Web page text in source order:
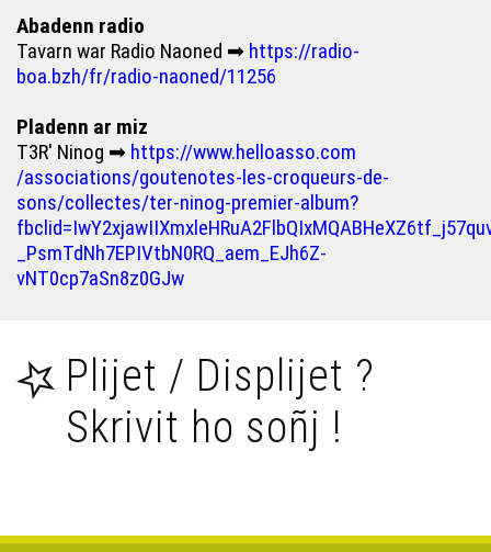
Abadenn radio
Tavarn war Radio Naoned ➡ https://radio-
boa.bzh/fr/radio-naoned/11256
Pladenn ar miz
T3R' Ninog ➡ https://www.helloasso.com
/associations/goutenotes-les-croqueurs-de-
sons/collectes/ter-ninog-premier-album?
_PsmTdNh7EPIVtbN0RQ_aem_EJh6Z-
vNT0cp7aSn8z0GJw
Plijet / Displijet ?
Skrivit ho soñj !